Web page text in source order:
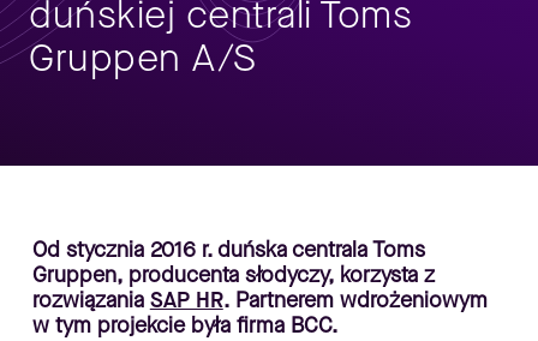
duńskiej centrali Toms
Gruppen A/S
Od stycznia 2016 r. duńska centrala Toms
Gruppen, producenta słodyczy, korzysta z
rozwiązania SAP HR. Partnerem wdrożeniowym
w tym projekcie była firma BCC.